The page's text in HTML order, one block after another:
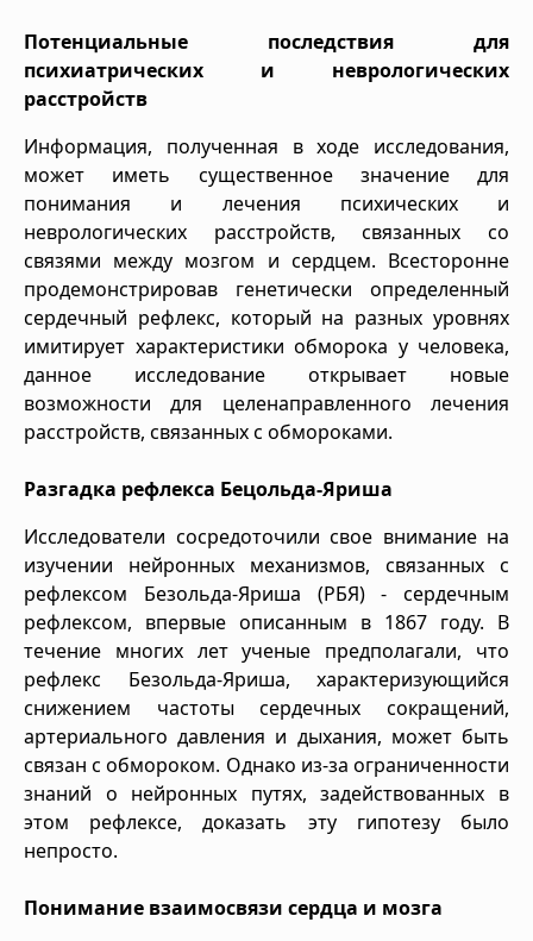
Потенциальные последствия для
психиатрических и неврологических
расстройств
Информация, полученная в ходе исследования,
может иметь существенное значение для
понимания и лечения психических и
неврологических расстройств, связанных со
связями между мозгом и сердцем. Всесторонне
продемонстрировав генетически определенный
сердечный рефлекс, который на разных уровнях
имитирует характеристики обморока у человека,
данное исследование открывает новые
возможности для целенаправленного лечения
расстройств, связанных с обмороками.
Разгадка рефлекса Бецольда-Яриша
Исследователи сосредоточили свое внимание на
изучении нейронных механизмов, связанных с
рефлексом Безольда-Яриша (РБЯ) - сердечным
рефлексом, впервые описанным в 1867 году. В
течение многих лет ученые предполагали, что
рефлекс Безольда-Яриша, характеризующийся
снижением частоты сердечных сокращений,
артериального давления и дыхания, может быть
связан с обмороком. Однако из-за ограниченности
знаний о нейронных путях, задействованных в
этом рефлексе, доказать эту гипотезу было
непросто.
Понимание взаимосвязи сердца и мозга